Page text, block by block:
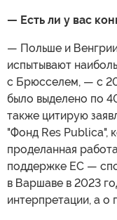
— Есть ли у вас
— Польше и
испытывают
с Брюсселем, — с
было выделено по
также цитирую
"Фонд Res Publica",
проделанная
поддержке ЕС —
в Варшаве в 2023
интерпретации, а о